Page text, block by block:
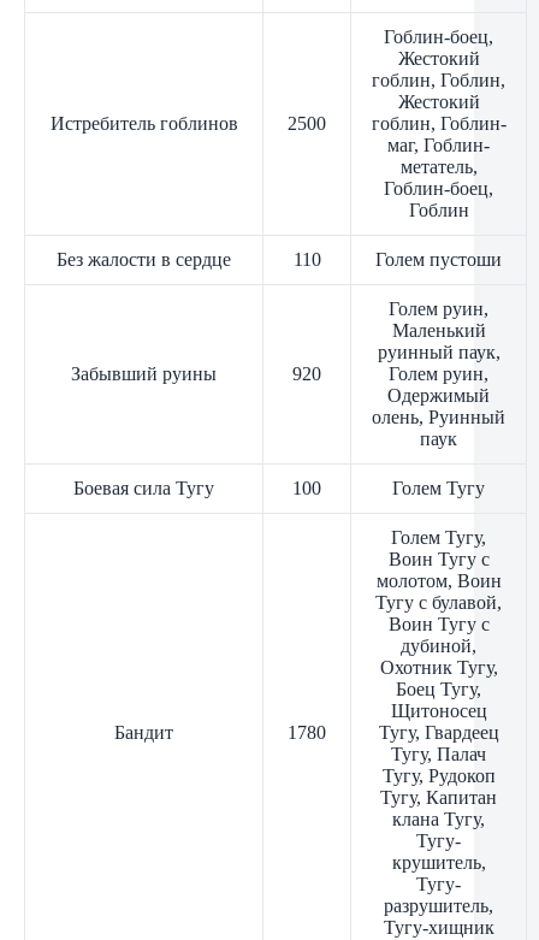
Истребитель гоблинов 2500
Гоблин-боец,
Жестокий
гоблин, Гоблин,
Жестокий
гоблин, Гоблин-
маг, Гоблин-
метатель,
Гоблин-боец,
Гоблин
Без жалости в сердце 110 Голем пустоши
Забывший руины 920
Голем руин,
Маленький
руинный паук,
Голем руин,
Одержимый
олень, Руинный
паук
Боевая сила Тугу 100 Голем Тугу
Бандит 1780
Голем Тугу,
Воин Тугу с
молотом, Воин
Тугу с булавой,
Воин Тугу с
дубиной,
Охотник Тугу,
Боец Тугу,
Щитоносец
Тугу, Гвардеец
Тугу, Палач
Тугу, Рудокоп
Тугу, Капитан
клана Тугу,
Тугу-
крушитель,
Тугу-
разрушитель,
Тугу-хищник